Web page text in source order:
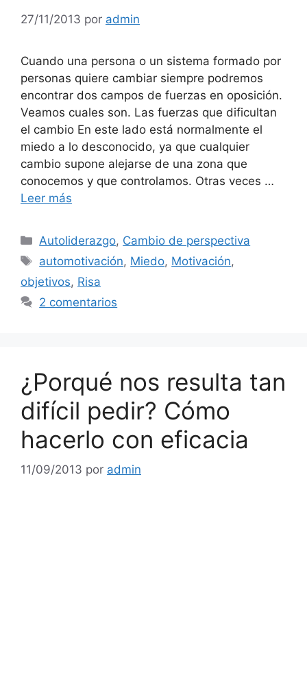
27/11/2013 por admin
Cuando una persona o un sistema formado por
personas quiere cambiar siempre podremos
encontrar dos campos de fuerzas en oposición.
Veamos cuales son. Las fuerzas que dificultan
el cambio En este lado está normalmente el
miedo a lo desconocido, ya que cualquier
cambio supone alejarse de una zona que
conocemos y que controlamos. Otras veces …
Leer más
Categorías
Autoliderazgo, Cambio de perspectiva
Etiquetas
automotivación, Miedo, Motivación,
objetivos, Risa
2 comentarios
¿Porqué nos resulta tan
difícil pedir? Cómo
hacerlo con eficacia
11/09/2013 por admin